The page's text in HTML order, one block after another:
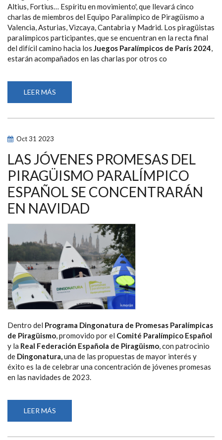
Altius, Fortius… Espíritu en movimiento', que llevará cinco
charlas de miembros del Equipo Paralímpico de Piragüismo a
Valencia, Asturias, Vizcaya, Cantabria y Madrid. Los piragüistas
paralímpicos participantes, que se encuentran en la recta final
del difícil camino hacia los Juegos Paralímpicos de París 2024,
estarán acompañados en las charlas por otros co
LEER MÁS
PROGRAMA
DE
ACERCARÁ
AL
DEPORTE
PARALÍMPICO
CELEBRANDO
CHARLAS
POR
ESPAÑA
Oct31 2023
LAS JÓVENES PROMESAS DEL
PIRAGÜISMO PARALÍMPICO
ESPAÑOL SE CONCENTRARÁN
EN NAVIDAD
Dentro del Programa Dingonatura de Promesas Paralímpicas
de Piragüismo, promovido por el Comité Paralímpico Español
y la Real Federación Española de Piragüismo, con patrocinio
de Dingonatura,una de las propuestas de mayor interés y
éxito es la de celebrar una concentración de jóvenes promesas
en las navidades de 2023.
LEER MÁS